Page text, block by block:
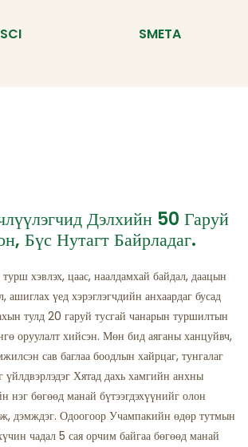
SMETA
Дэлхийн 50 Гаруй
Бүс Нутагт Байрладаг.
хэвлэх, цаас, наалдамхай байдал, даацын
ашиглах үед хэрэглэгчдийн анхаардаг бусад
тулд 20 гаруй тусгай чанарын туршилтын
оруулалт хийсэн. Мөн бид аяганы ханцуйвч,
сав баглаа боодлын хайрцаг, тунгалаг
үйлдвэрлэдэг Хятад дахь хамгийн анхны
нэг бөгөөд манай бүтээгдэхүүнийг олон
дэмждэг. Одоогоор Учампакийн өдөр тутмын
чадал 5 сая орчим байгаа бөгөөд манай